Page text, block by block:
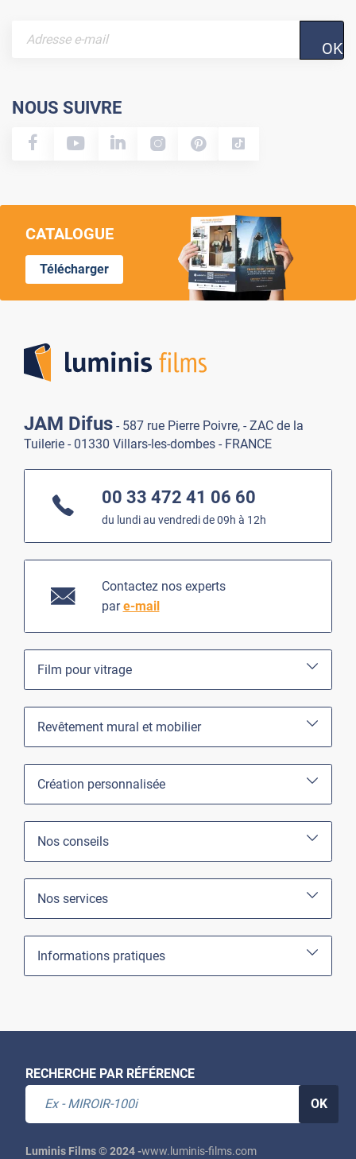
OK
NOUS SUIVRE
CATALOGUE
Télécharger
JAM Difus - 587 rue Pierre Poivre, - ZAC de la
Tuilerie - 01330 Villars-les-dombes - FRANCE
00 33 472 41 06 60
du lundi au vendredi de 09h à 12h
Contactez nos experts
pare-mail
Film pour vitrage
Revêtement mural et mobilier
Création personnalisée
Nos conseils
Nos services
Informations pratiques
RECHERCHE PAR RÉFÉRENCE
OK
Luminis Films © 2024 -www.luminis-films.com